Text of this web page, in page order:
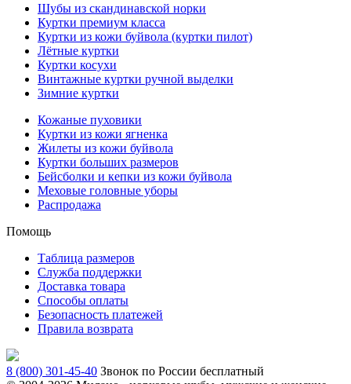
Шубы из скандинавской норки
Куртки премиум класса
Куртки из кожи буйвола (куртки пилот)
Лётные куртки
Куртки косухи
Винтажные куртки ручной выделки
Зимние куртки
Кожаные пуховики
Куртки из кожи ягненка
Жилеты из кожи буйвола
Куртки больших размеров
Бейсболки и кепки из кожи буйвола
Меховые головные уборы
Распродажа
Помощь
Таблица размеров
Служба поддержки
Доставка товара
Способы оплаты
Безопасность платежей
Правила возврата
8 (800) 301-45-40 Звонок по России бесплатный